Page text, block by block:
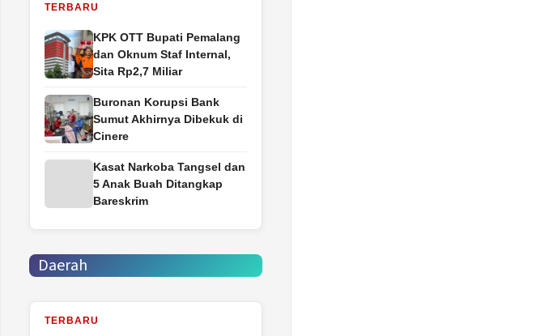
TERBARU
‎KPK OTT Bupati Pemalang
dan Oknum Staf Internal,
Sita Rp2,7 Miliar
Buronan Korupsi Bank
Sumut Akhirnya Dibekuk di
Cinere
Kasat Narkoba Tangsel dan
5 Anak Buah Ditangkap
Bareskrim
Daerah
TERBARU